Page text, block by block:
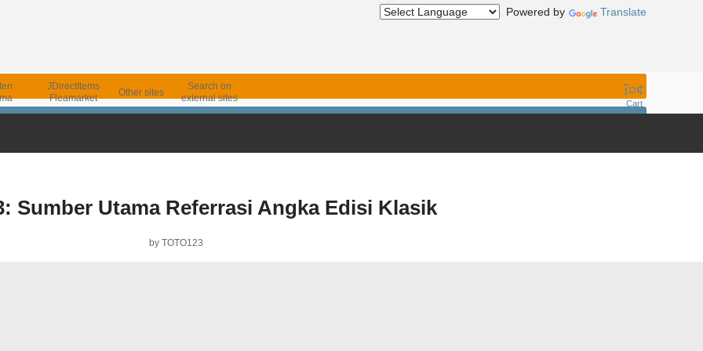
Powered by Translate
JDirectItems
Fleamarket
Other sites
Search on
external sites
Cart
Sumber Utama Referrasi Angka Edisi Klasik
by TOTO123